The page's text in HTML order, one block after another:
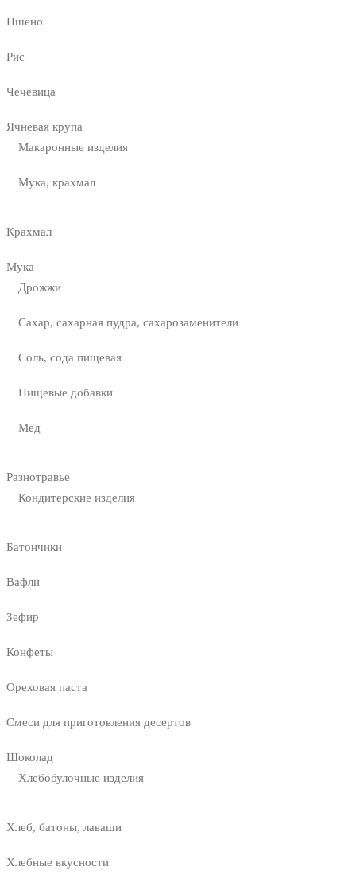
Пшено
Рис
Чечевица
Ячневая крупа
Макаронные изделия
Мука, крахмал
Крахмал
Мука
Дрожжи
Сахар, сахарная пудра, сахарозаменители
Соль, сода пищевая
Пищевые добавки
Мед
Разнотравье
Кондитерские изделия
Батончики
Вафли
Зефир
Конфеты
Ореховая паста
Смеси для приготовления десертов
Шоколад
Хлебобулочные изделия
Хлеб, батоны, лаваши
Хлебные вкусности